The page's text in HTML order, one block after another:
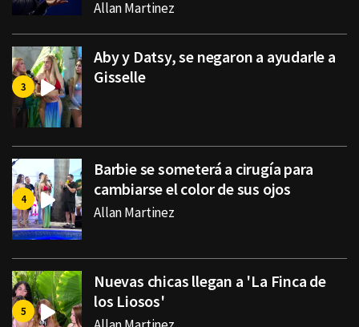
Allan Martinez
Aby y Datsy, se negaron a ayudarle a
Gisselle
Barbie se someterá a cirugía para
cambiarse el color de sus ojos
Allan Martinez
Nuevas chicas llegan a 'La Finca de
los Liosos'